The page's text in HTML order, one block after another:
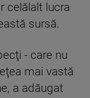
celălalt lucra
sursă.
- care nu
mai vastă
a adăugat